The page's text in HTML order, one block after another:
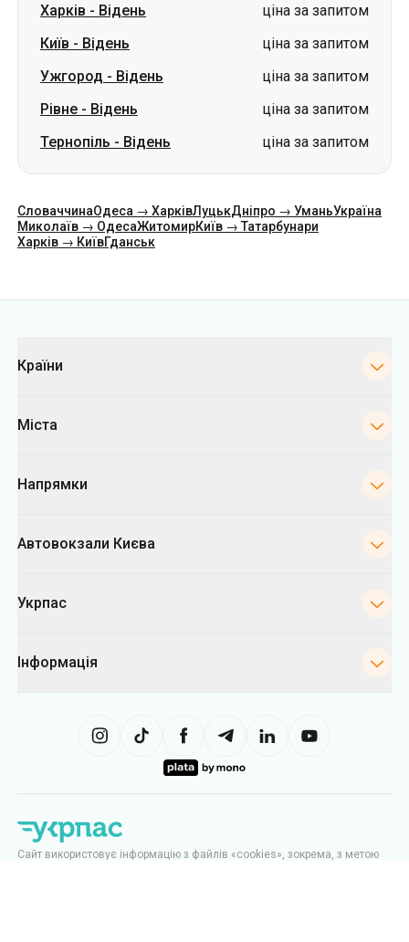
Харків - Відень
ціна за запитом
Київ - Відень
ціна за запитом
Ужгород - Відень
ціна за запитом
Рівне - Відень
ціна за запитом
Тернопіль - Відень ціна за запитом
СловаччинаОдеса → ХарківЛуцькДніпро → УманьУкраїна
Миколаїв → ОдесаЖитомирКиїв → Татарбунари
Харків → КиївГданськ
Країни
Міста
Напрямки
Автовокзали Києва
Укрпас
Інформація
Сайт використовує інформацію з файлів «cookies», зокрема, з метою